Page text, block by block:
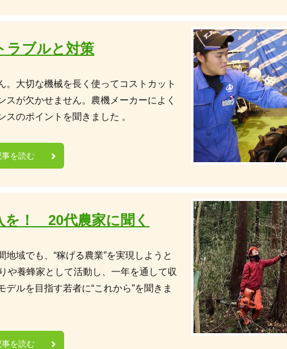
ラブルと対策
大切な機械を長く使ってコストカット
が欠かせません。農機メーカーによく
のポイントを聞きました 。
事を読む
を！ 20代農家に聞く
域でも、“稼げる農業”を実現しようと
や養蜂家として活動し、一年を通して収
ルを目指す若者に“これから”を聞きま
事を読む